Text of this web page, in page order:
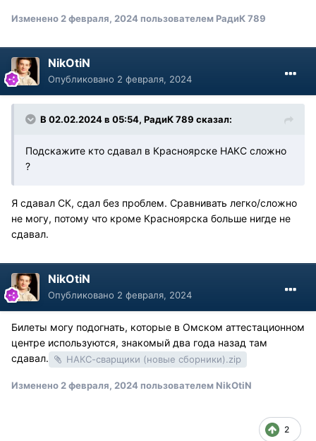
Изменено 2 февраля, 2024пользователем РадиК 789
NikOtiN
Опубликовано 2 февраля, 2024
В 02.02.2024 в 05:54, РадиК 789 сказал:
Подскажите кто сдавал в Красноярске НАКС сложно
?
Я сдавал СК, сдал без проблем. Сравнивать легко/сложно
не могу, потому что кроме Красноярска больше нигде не
сдавал.
NikOtiN
Опубликовано 2 февраля, 2024
Билеты могу подогнать, которые в Омском аттестационном
центре используются, знакомый два года назад там
сдавал.
НАКС-сварщики (новые сборники).zip
Изменено 2 февраля, 2024пользователем NikOtiN
2